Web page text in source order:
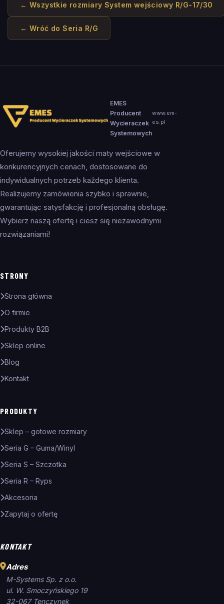
← Wszystkie rozmiary System wejściowy R/G-17/30
← Wróć doSeria R/G
EMES
Producent
Wycieraczek
Systemowych
www.em-
es.pl
Oferujemy wysokiej jakości maty wejściowe w
konkurencyjnych cenach, dostosowane do
indywidualnych potrzeb każdego klienta.
Realizujemy zamówienia szybko i sprawnie,
gwarantując satysfakcję i profesjonalną obsługę.
Wybierz naszą ofertę i ciesz się niezawodnymi
rozwiązaniami!
STRONY
Strona główna
O firmie
Produkty B2B
Sklep online
Blog
Kontakt
PRODUKTY
Sklep – gotowe rozmiary
Seria G – Guma/Winyl
Seria S – Szczotka
Seria R – Ryps
Akcesoria
Zapytaj o ofertę
KONTAKT
Adres
M-Systems Sp. z o.o.
ul. W. Smoczyńskiego 19
32-067 Tenczynek